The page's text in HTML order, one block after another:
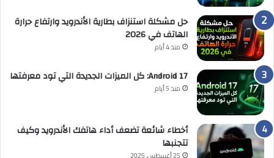
حل مشكلة استنزاف بطارية الأندرويد وارتفاع حرارة
الهاتف في 2026
منذ 4 أيام
Android 17: كل الميزات الجديدة التي تود معرفتها
منذ 5 أيام
أخطاء شائعة تضعف أداء هاتفك الأندرويد وكيف
تتجنبها